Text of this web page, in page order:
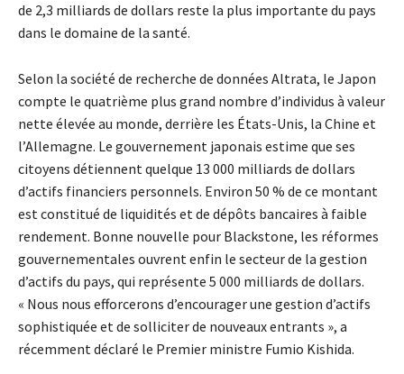
de 2,3 milliards de dollars reste la plus importante du pays
dans le domaine de la santé.
Selon la société de recherche de données Altrata, le Japon
compte le quatrième plus grand nombre d’individus à valeur
nette élevée au monde, derrière les États-Unis, la Chine et
l’Allemagne. Le gouvernement japonais estime que ses
citoyens détiennent quelque 13 000 milliards de dollars
d’actifs financiers personnels. Environ 50 % de ce montant
est constitué de liquidités et de dépôts bancaires à faible
rendement. Bonne nouvelle pour Blackstone, les réformes
gouvernementales ouvrent enfin le secteur de la gestion
d’actifs du pays, qui représente 5 000 milliards de dollars.
« Nous nous efforcerons d’encourager une gestion d’actifs
sophistiquée et de solliciter de nouveaux entrants », a
récemment déclaré le Premier ministre Fumio Kishida.